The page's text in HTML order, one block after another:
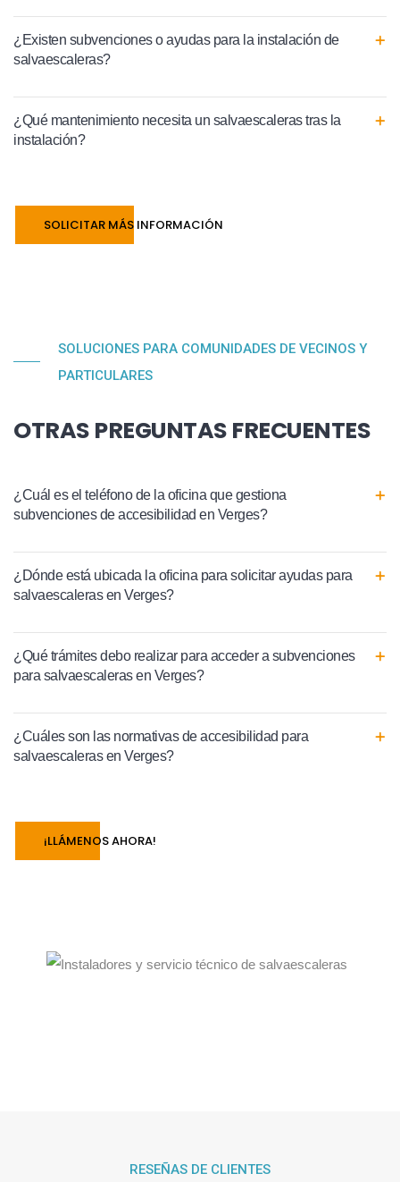
¿Existen subvenciones o ayudas para la instalación de
salvaescaleras?
¿Qué mantenimiento necesita un salvaescaleras tras la
instalación?
SOLICITAR MÁS INFORMACIÓN
SOLUCIONES PARA COMUNIDADES DE VECINOS Y
PARTICULARES
OTRAS PREGUNTAS FRECUENTES
¿Cuál es el teléfono de la oficina que gestiona
subvenciones de accesibilidad en Verges?
¿Dónde está ubicada la oficina para solicitar ayudas para
salvaescaleras en Verges?
¿Qué trámites debo realizar para acceder a subvenciones
para salvaescaleras en Verges?
¿Cuáles son las normativas de accesibilidad para
salvaescaleras en Verges?
¡LLÁMENOS AHORA!
RESEÑAS DE CLIENTES